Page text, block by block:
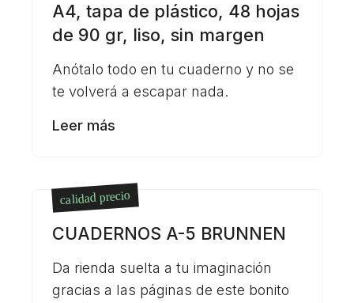
A4, tapa de plástico, 48 hojas
de 90 gr, liso, sin margen
Anótalo todo en tu cuaderno y no se
te volverá a escapar nada.
Leer más
calidad precio
CUADERNOS A-5 BRUNNEN
Da rienda suelta a tu imaginación
gracias a las páginas de este bonito